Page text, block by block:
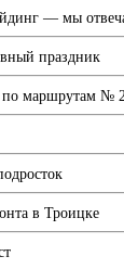
— мы
праздник
по маршрутам №
в Троицке